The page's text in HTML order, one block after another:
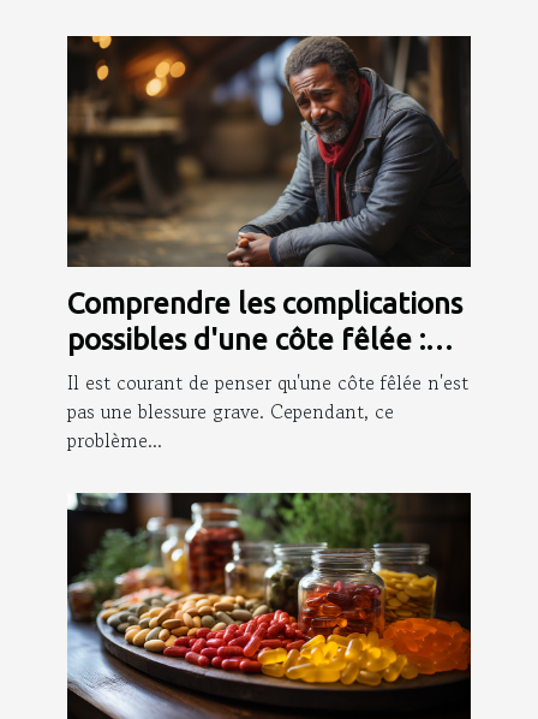
Comprendre les complications
possibles d'une côte fêlée :
diagnostic et prévention
Il est courant de penser qu'une côte fêlée n'est
pas une blessure grave. Cependant, ce
problème...